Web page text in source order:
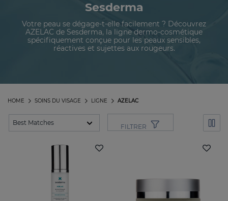
Sesderma
Votre peau se dégage-t-elle facilement ? Découvrez
AZELAC de Sesderma, la ligne dermo-cosmétique
spécifiquement conçue pour les peaux sensibles,
réactives et sujettes aux rougeurs.
AZELAC
LIGNE
SOINS DU VISAGE
HOME
FILTRER